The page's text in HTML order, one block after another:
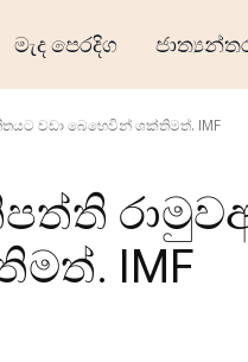
මැද පෙරදිග
වඩා බෙහෙවින් ශක්තිමත්. IMF
IMF